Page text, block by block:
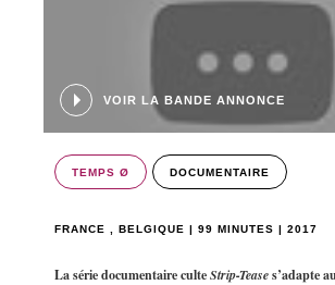
VOIR LA BANDE ANNONCE
TEMPS Ø DOCUMENTAIRE
FRANCE , BELGIQUE | 99 MINUTES | 2017
La série documentaire culteStrip-Teases’adapte